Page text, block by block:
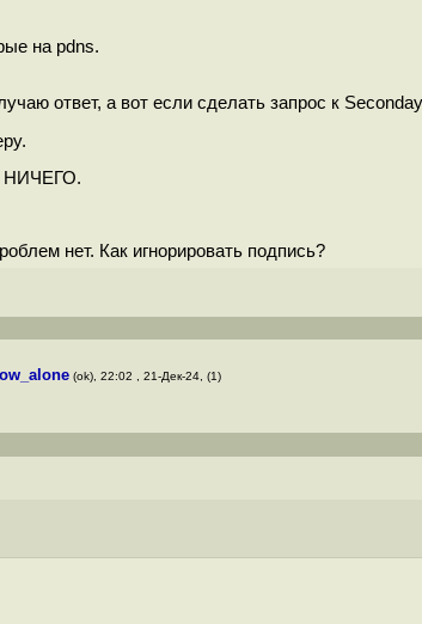
на pdns.
ответ, а вот если сделать запрос к
НИЧЕГО.
нет. Как игнорировать подпись?
(ok), 22:02 , 21-Дек-24, (1)